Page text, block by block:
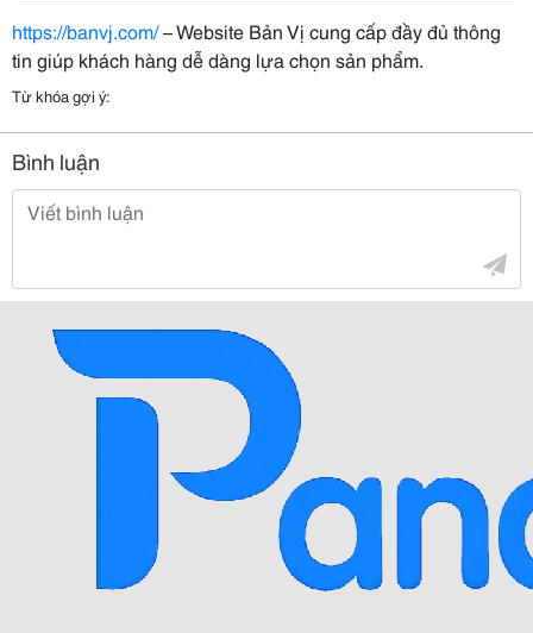
https://banvj.com/– Website Bản Vị cung cấp đầy đủ thông
tin giúp khách hàng dễ dàng lựa chọn sản phẩm.
Từ khóa gợi ý:
Bình luận